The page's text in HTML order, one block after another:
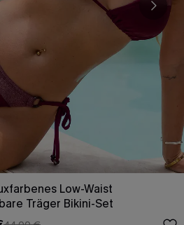
Low-Waist
Träger Bikini-Set